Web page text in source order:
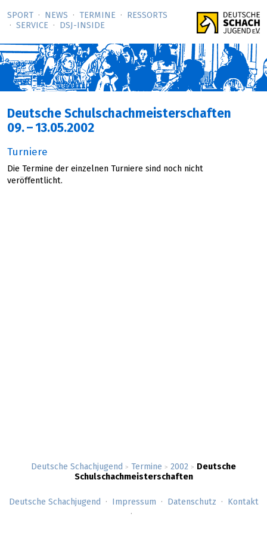
SPORT NEWS TERMINE
RESSORTS
SERVICE
DSJ-­INSIDE
Deutsche Schachjugend > Termine > 2002 >
Deutsche
Schulschachmeisterschaften
Deutsche Schulschachmeisterschaften
09. – 13.05.2002
Turniere
Die Termine der einzelnen Turniere sind noch nicht
veröffentlicht.
Deutsche Schachjugend Impressum Datenschutz Kontakt